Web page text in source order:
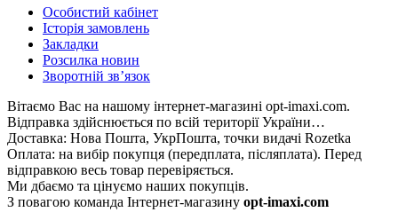
Особистий кабінет
Історія замовлень
Закладки
Розсилка новин
Зворотній зв’язок
Вітаємо Вас на нашому інтернет-магазині opt-imaxi.com.
Відправка здійснюється по всій території України…
Доставка: Нова Пошта, УкрПошта, точки видачі Rozetka
Оплата: на вибір покупця (передплата, післяплата). Перед
відправкою весь товар перевіряється.
Ми дбаємо та цінуємо наших покупців.
З повагою команда Інтернет-магазину opt-imaxi.com